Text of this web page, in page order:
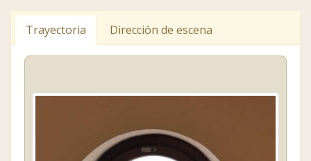
Trayectoria Dirección de escena